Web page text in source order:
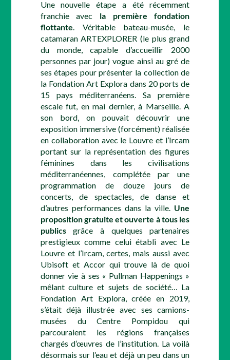
Une nouvelle étape a été récemment
franchie avec la première fondation
flottante. Véritable bateau-musée, le
catamaran ARTEXPLORER (le plus grand
du monde, capable d’accueillir 2000
personnes par jour) vogue ainsi au gré de
ses étapes pour présenter la collection de
la Fondation Art Explora dans 20 ports de
15 pays méditerranéens. Sa première
escale fut, en mai dernier, à Marseille. A
son bord, on pouvait découvrir une
exposition immersive (forcément) réalisée
en collaboration avec le Louvre et l’Ircam
portant sur la représentation des figures
féminines dans les civilisations
méditerranéennes, complétée par une
programmation de douze jours de
concerts, de spectacles, de danse et
d’autres performances dans la ville. Une
propositiongratuite et ouverte à tous les
publicsgrâce à quelques partenaires
prestigieux comme celui établi avec Le
Louvre et l’Ircam, certes, mais aussi avec
Ubisoft et Accor qui trouve là de quoi
donner vie à ses « Pullman Happenings »
mêlant culture et sujets de société… La
Fondation Art Explora, créée en 2019,
s’était déjà illustrée avec ses camions-
musées du Centre Pompidou qui
parcouraient les régions françaises
chargés d’œuvres de l’institution. La voilà
désormais sur l’eau et déjà un peu dans un